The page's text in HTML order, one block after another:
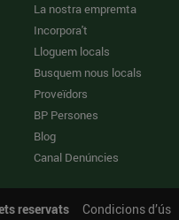
La nostra empremta
Incorpora't
Lloguem locals
Busquem nous locals
Proveïdors
BP Persones
Blog
Canal Denúncies
reservats Condicions d’ús